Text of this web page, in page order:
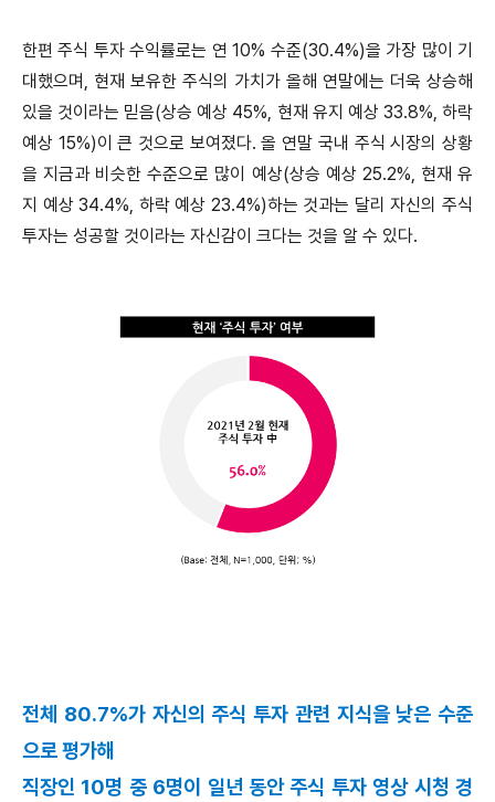
한편 주식 투자 수익률로는 연 10% 수준(30.4%)을 가장 많이 기
대했으며, 현재 보유한 주식의 가치가 올해 연말에는 더욱 상승해
있을 것이라는 믿음(상승 예상 45%, 현재 유지 예상 33.8%, 하락
예상 15%)이 큰 것으로 보여졌다. 올 연말 국내 주식 시장의 상황
을 지금과 비슷한 수준으로 많이 예상(상승 예상 25.2%, 현재 유
지 예상 34.4%, 하락 예상 23.4%)하는 것과는 달리 자신의 주식
투자는 성공할 것이라는 자신감이 크다는 것을 알 수 있다.
전체 80.7%가 자신의 주식 투자 관련 지식을 낮은 수준
으로 평가해
직장인 10명 중 6명이 일년 동안 주식 투자 영상 시청 경